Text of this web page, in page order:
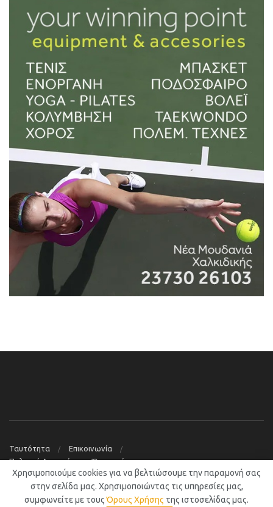
Ταυτότητα
Επικοινωνία
Πολιτική Απορρήτου – Όροι χρήσης
© 2019Νέα Μουδανιά Blog
Χρησιμοποιούμε cookies για να βελτιώσουμε την παραμονή σας
στην σελίδα μας. Χρησιμοποιώντας τις υπηρεσίες μας,
συμφωνείτε με τουςΌρους Χρήσης της ιστοσελίδας μας.